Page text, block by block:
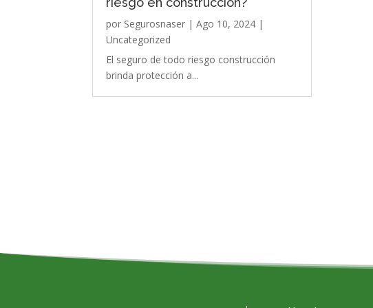
por Segurosnaser |Ago 10, 2024 |
Uncategorized
El seguro de todo riesgo construcción
brinda protección a...